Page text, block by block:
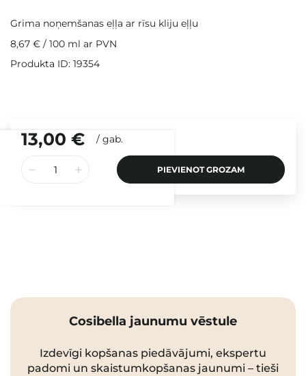
13,00 € / gab.
PIEVIENOT GROZAM
Grima noņemšanas eļļa ar rīsu kliju eļļu
8,67 € / 100 ml ar PVN
Produkta ID: 19354
Cosibella jaunumu vēstule
Izdevīgi kopšanas piedāvājumi, ekspertu
padomi un skaistumkopšanas jaunumi – tieši